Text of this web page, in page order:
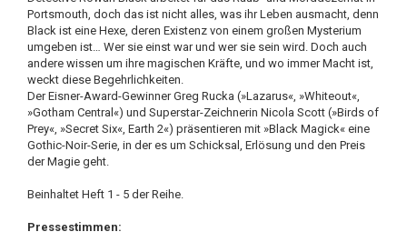
Portsmouth, doch das ist nicht alles, was ihr Leben ausmacht, denn
Black ist eine Hexe, deren Existenz von einem großen Mysterium
umgeben ist… Wer sie einst war und wer sie sein wird. Doch auch
andere wissen um ihre magischen Kräfte, und wo immer Macht ist,
weckt diese Begehrlichkeiten.
Der Eisner-Award-Gewinner Greg Rucka (»Lazarus«, »Whiteout«,
»Gotham Central«) und Superstar-Zeichnerin Nicola Scott (»Birds of
Prey«, »Secret Six«, Earth 2«) präsentieren mit »Black Magick« eine
Gothic-Noir-Serie, in der es um Schicksal, Erlösung und den Preis
der Magie geht.
Beinhaltet Heft 1 - 5 der Reihe.
Pressestimmen: